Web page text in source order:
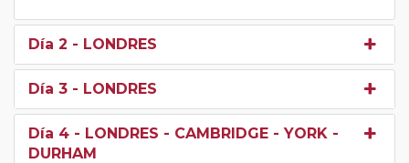
Día 2 - LONDRES
Día 3 - LONDRES
Día 4 - LONDRES - CAMBRIDGE - YORK -
DURHAM